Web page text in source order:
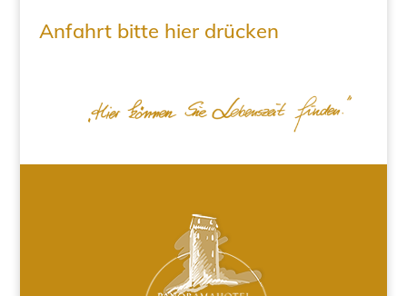
Anfahrt bitte hier drücken